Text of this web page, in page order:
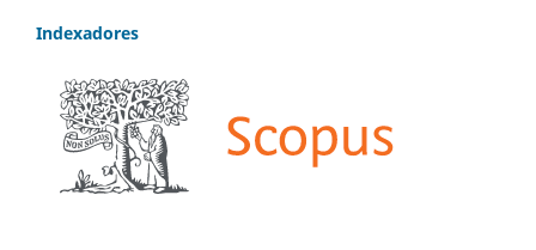
Indexadores